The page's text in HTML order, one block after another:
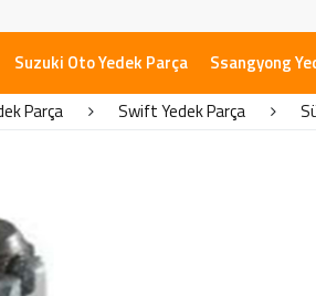
Suzuki Oto Yedek Parça Ssangyong
Parça Swift Yedek Parça